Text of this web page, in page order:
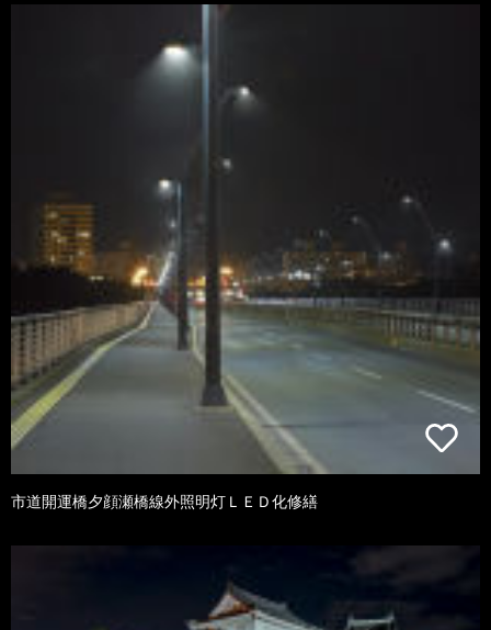
市道開運橋夕顔瀬橋線外照明灯ＬＥＤ化修繕